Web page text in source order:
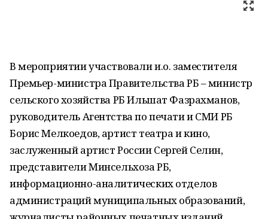
В мероприятии участвовали и.о. заместителя
Премьер-министра Правительства РБ – министр
сельского хозяйства РБ Ильшат Фазрахманов,
руководитель Агентства по печати и СМИ РБ
Борис Мелкоедов, артист театра и кино,
заслуженный артист России Сергей Селин,
представители Минсельхоза РБ,
информационно-аналитических отделов
администраций муниципальных образований,